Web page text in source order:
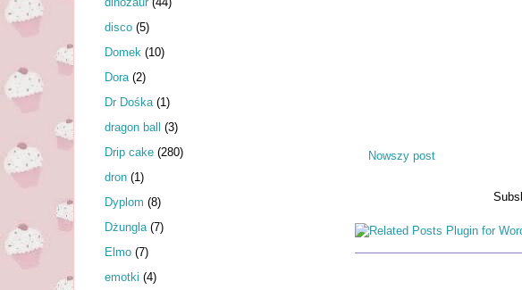
Nowszy post
disco (5)
Domek (10)
Dora (2)
Dr Dośka (1)
dragon ball (3)
Drip cake (280)
dron (1)
Dyplom (8)
Dżungla (7)
Elmo (7)
emotki (4)